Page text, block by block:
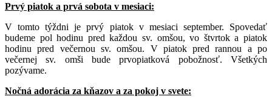
Prvý piatok a prvá sobota v mesiaci:
V tomto týždni je prvý piatok v mesiaci september. Spovedať
budeme pol hodinu pred každou sv. omšou, vo štvrtok a piatok
hodinu pred večernou sv. omšou. V piatok pred rannou a po
večernej sv. omši bude prvopiatková pobožnosť. Všetkých
pozývame.
Nočná adorácia za kňazov a za pokoj v svete: